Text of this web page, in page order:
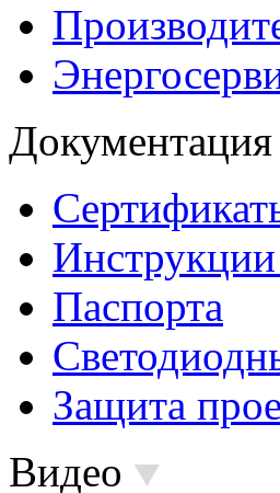
Документация
Паспорта
Защита
Видео